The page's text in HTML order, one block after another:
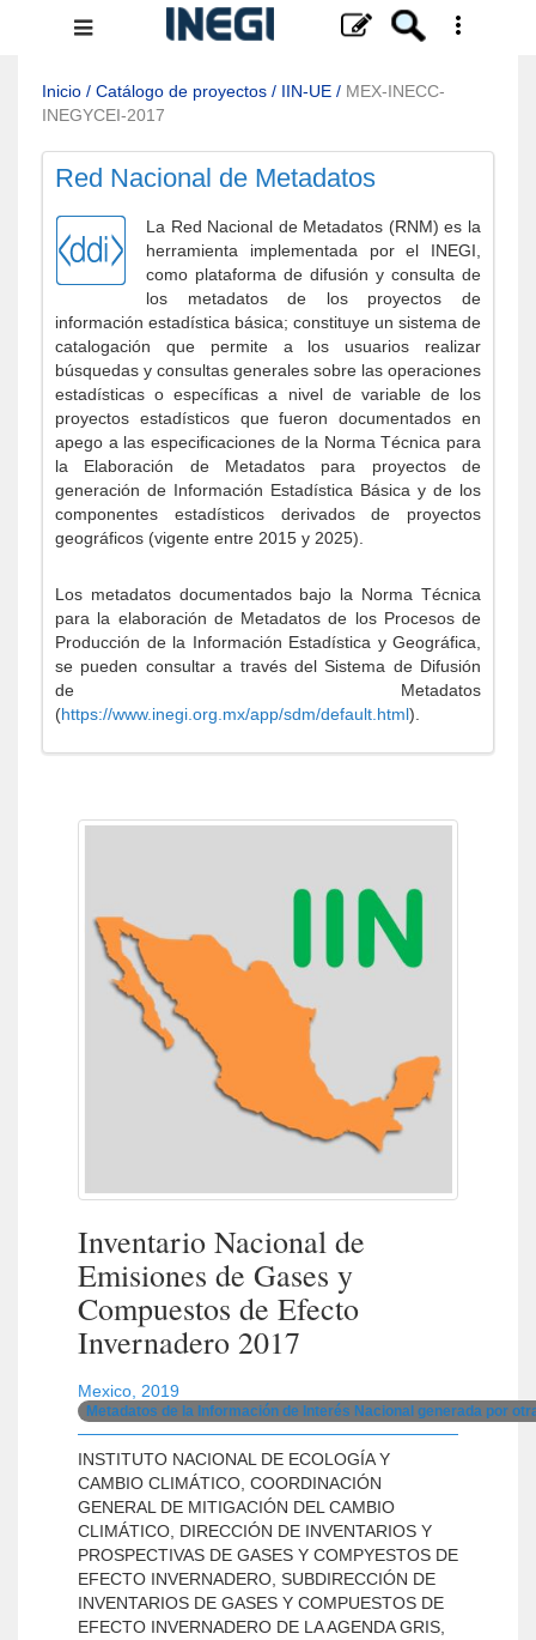
Menú
navegación
Inicio / Catálogo de proyectos / IIN-UE / MEX-INECC-
INEGYCEI-2017
Red Nacional de Metadatos
La Red Nacional de Metadatos (RNM) es la
herramienta implementada por el INEGI,
como plataforma de difusión y consulta de
los metadatos de los proyectos de
información estadística básica; constituye un sistema de
catalogación que permite a los usuarios realizar
búsquedas y consultas generales sobre las operaciones
estadísticas o específicas a nivel de variable de los
proyectos estadísticos que fueron documentados en
apego a las especificaciones de la Norma Técnica para
la Elaboración de Metadatos para proyectos de
generación de Información Estadística Básica y de los
componentes estadísticos derivados de proyectos
geográficos (vigente entre 2015 y 2025).
Los metadatos documentados bajo la Norma Técnica
para la elaboración de Metadatos de los Procesos de
Producción de la Información Estadística y Geográfica,
se pueden consultar a través del Sistema de Difusión
de Metadatos
(https://www.inegi.org.mx/app/sdm/default.html).
Inventario Nacional de
Emisiones de Gases y
Compuestos de Efecto
Invernadero 2017
Mexico 2019
Metadatos de la Información de Interés Nacional generada por
INSTITUTO NACIONAL DE ECOLOGÍA Y
CAMBIO CLIMÁTICO, COORDINACIÓN
GENERAL DE MITIGACIÓN DEL CAMBIO
CLIMÁTICO, DIRECCIÓN DE INVENTARIOS Y
PROSPECTIVAS DE GASES Y COMPYESTOS DE
EFECTO INVERNADERO, SUBDIRECCIÓN DE
INVENTARIOS DE GASES Y COMPUESTOS DE
EFECTO INVERNADERO DE LA AGENDA GRIS,